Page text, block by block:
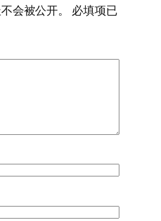
会被公开。
必填项已